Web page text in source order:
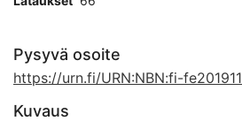
Pysyvä osoite
https://urn.fi/URN:NBN:fi-
Kuvaus